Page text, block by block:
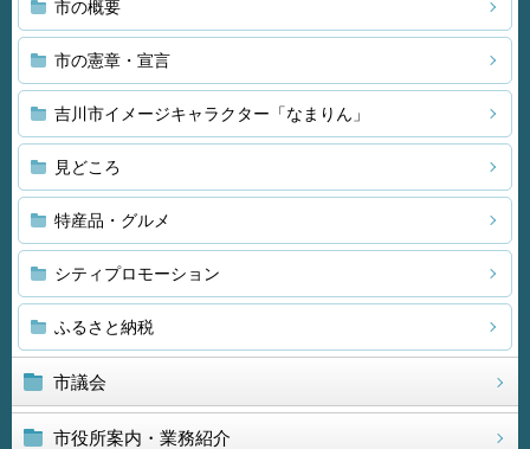
市の概要
市の憲章・宣言
吉川市イメージキャラクター「なまりん」
見どころ
特産品・グルメ
シティプロモーション
ふるさと納税
市議会
市役所案内・業務紹介